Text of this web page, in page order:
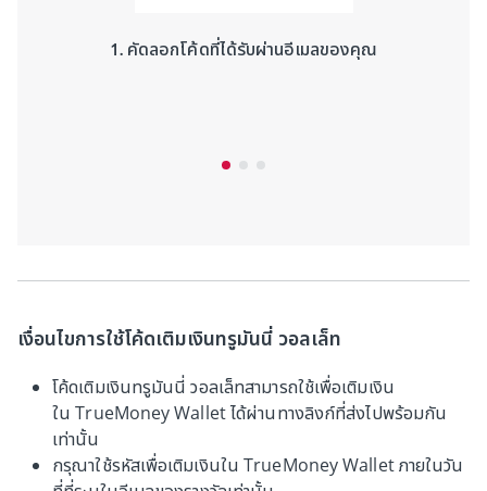
1. คัดลอกโค้ดที่ได้รับผ่านอีเมลของคุณ
เงื่อนไขการใช้โค้ดเติมเงินทรูมันนี่ วอลเล็ท
โค้ดเติมเงินทรูมันนี่ วอลเล็ทสามารถใช้เพื่อเติมเงิน
ใน TrueMoney Wallet ได้ผ่านทางลิงก์ที่ส่งไปพร้อมกัน
เท่านั้น
กรุณาใช้รหัสเพื่อเติมเงินใน TrueMoney Wallet ภายในวัน